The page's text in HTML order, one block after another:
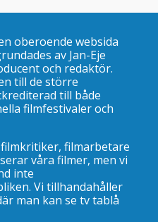
oberoende websida
av Jan-Eje
och redaktör.
till de större
till både
filmfestivaler och
filmkritiker, filmarbetare
våra filmer, men vi
inte
Vi tillhandahåller
man kan se tv tablå